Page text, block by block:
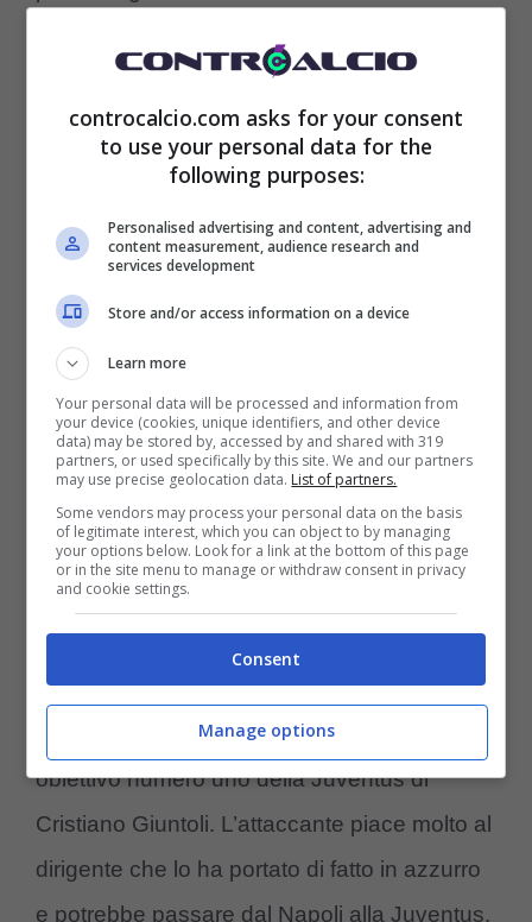
L’intermediario ha poi escluso la clamorosa
opzione Lazio: “Dubito fortemente possa
andare alla Lazio mentre lo vedo come un
nome possibile per una piazza come Napoli,
lo farebbe sentire importante”.
Da qui Fratini ha lanciato la bomba
ipotizzando Zaniolo al Napoli come
sostituto invece di Giacomo Raspadori
obiettivo numero uno della Juventus di
Cristiano Giuntoli. L’attaccante piace molto al
dirigente che lo ha portato di fatto in azzurro
e potrebbe passare dal Napoli alla Juventus.
controcalcio.com asks for your consent
to use your personal data for the
following purposes:
Personalised advertising and content, advertising and
content measurement, audience research and
services development
Store and/or access information on a device
Learn more
Your personal data will be processed and information from
your device (cookies, unique identifiers, and other device
data) may be stored by, accessed by and shared with 319
partners, or used specifically by this site. We and our partners
may use precise geolocation data. List of partners.
Some vendors may process your personal data on the basis
of legitimate interest, which you can object to by managing
your options below. Look for a link at the bottom of this page
or in the site menu to manage or withdraw consent in privacy
and cookie settings.
Consent
Manage options